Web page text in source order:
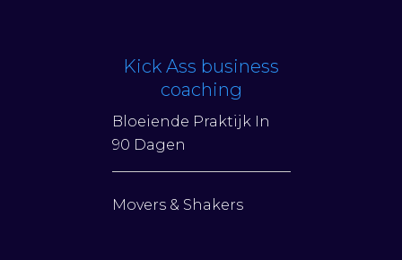
Kick Ass business
coaching
Bloeiende Praktijk In
90 Dagen
Movers & Shakers